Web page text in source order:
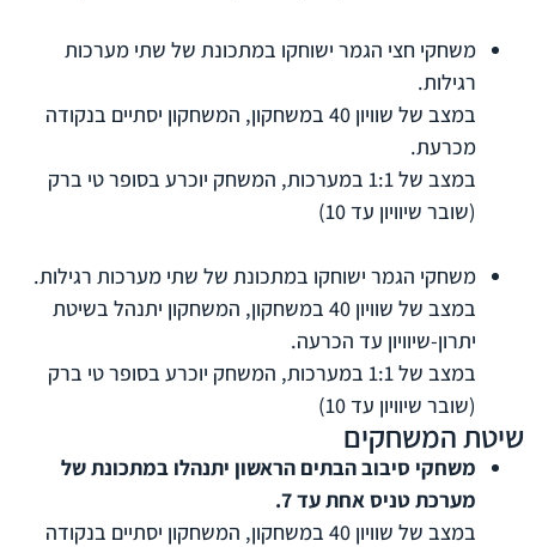
משחקי חצי הגמר ישוחקו במתכונת של שתי מערכות
רגילות.
במצב של שוויון 40 במשחקון, המשחקון יסתיים בנקודה
מכרעת.
במצב של 1:1 במערכות, המשחק יוכרע בסופר טי ברק
(שובר שיוויון עד 10)
משחקי הגמר ישוחקו במתכונת של שתי מערכות רגילות.
במצב של שוויון 40 במשחקון, המשחקון יתנהל בשיטת
יתרון-שיוויון עד הכרעה.
במצב של 1:1 במערכות, המשחק יוכרע בסופר טי ברק
(שובר שיוויון עד 10)
שיטת המשחקים
משחקי סיבוב הבתים הראשון יתנהלו במתכונת של
מערכת טניס אחת עד 7.
במצב של שוויון 40 במשחקון, המשחקון יסתיים בנקודה